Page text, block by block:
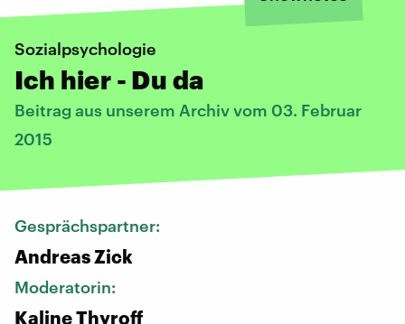
Sozialpsychologie
Ich hier - Du da
Beitrag aus unserem Archiv vom 03. Februar
2015
Gesprächspartner:
Andreas Zick
Moderatorin:
Kaline Thyroff